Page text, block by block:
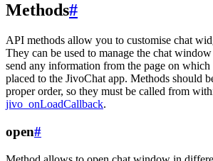
Methods#
API methods allow you to customise chat
They can be used to manage the chat
send any information from the page on
placed to the JivoChat app. Methods should
proper order, so they must be called from
jivo_onLoadCallback.
open#